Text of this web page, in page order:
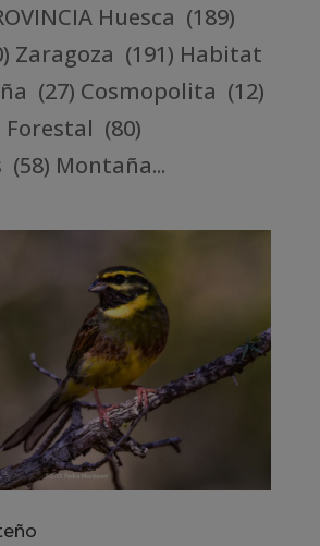
Huesca (189)
Zaragoza (191) Habitat
(27) Cosmopolita (12)
Forestal (80)
Montaña...